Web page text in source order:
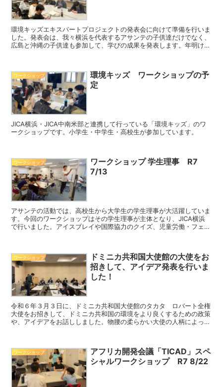
環境キッズエキスパートプロジェクトの発表会に向けて準備を行いま
した。発表会は、我々横浜を代表するアサンテの子供達だけでなく、
広島と沖縄の子供達も参加して、学びの成果を発表します。年明けの
ワークショップ
環境キッズ ワークショップの予
定
JICA横浜・JICA中南米部と連携して行っている「環境キッズ」のワ
ークショップです。小学生・中学生・高校生が参加しています。
ワークショップ
ワークショップ 学生理事 R7
7/13
アサンテの活動では、高校生から大学生の学生理事が大活躍していま
す。今回のワークショップはその学生理事が主体となり、JICA横浜
で行いました。アイスブレイや国際協力のクイズ、児童労働・フェア
ワークショップ
ドミニカ共和国大使館の大使をお
招きして、アイデア発表を行いま
した！
令和６年３月３日に、ドミニカ共和国大使館のタカタ ロバート全権
大使をお招きして、ドミニカ共和国の環境をより良くするための政策
や、アイデアをお話ししました。物腰の柔らかい大使の人柄によっ
ワークショップ
アフリカ開発会議「TICAD」スペ
シャルワークショップ R7 8/22